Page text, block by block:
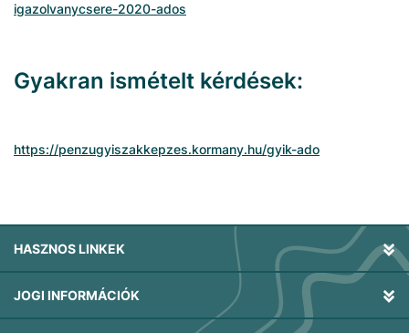
igazolvanycsere-2020-ados
Gyakran ismételt kérdések:
https://penzugyiszakkepzes.kormany.hu/gyik-ado
HASZNOS LINKEK
JOGI INFORMÁCIÓK